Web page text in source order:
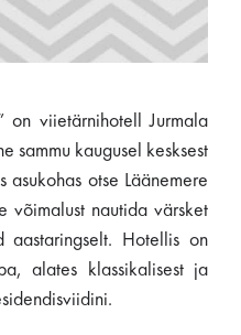
on viietärnihotell Jurmala
sammu kaugusel kesksest
asukohas otse Läänemere
võimalust nautida värsket
aastaringselt. Hotellis on
alates klassikalisest ja